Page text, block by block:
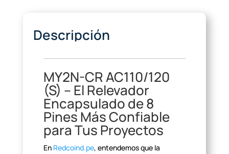
Descripción
MY2N-CR AC110/120
(S) – ElRelevador
Encapsulado de 8
Pines Más Confiable
para TusProyectos
En Redcoind.pe, entendemos que la